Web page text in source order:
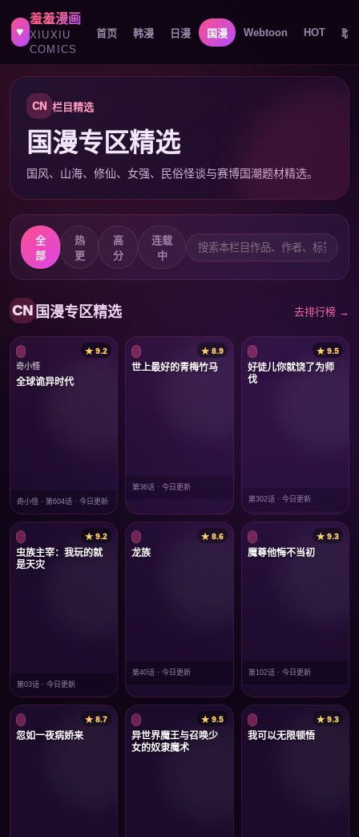
♥
羞羞漫画
XIUXIU
COMICS
首页 韩漫 日漫 国漫 Webtoon HOT 耽
CN 栏目精选
国漫专区精选
国风、山海、修仙、女强、民俗怪谈与赛博国潮题材精选。
全
部
热
更
高
分
连载
中
CN 国漫专区精选 去排行榜 →
★ 9.2
奇小怪
全球诡异时代
奇小怪 · 第604话 · 今日更新
★ 8.9
世上最好的青梅竹马
第36话 · 今日更新
★ 9.5
好徒儿你就饶了为师
伐
第302话 · 今日更新
★ 9.2
虫族主宰：我玩的就
是天灾
第03话 · 今日更新
★ 8.6
龙族
第40话 · 今日更新
★ 9.3
魔尊他悔不当初
第102话 · 今日更新
★ 8.7
忽如一夜病娇来
★ 9.5
异世界魔王与召唤少
女的奴隶魔术
★ 9.3
我可以无限顿悟